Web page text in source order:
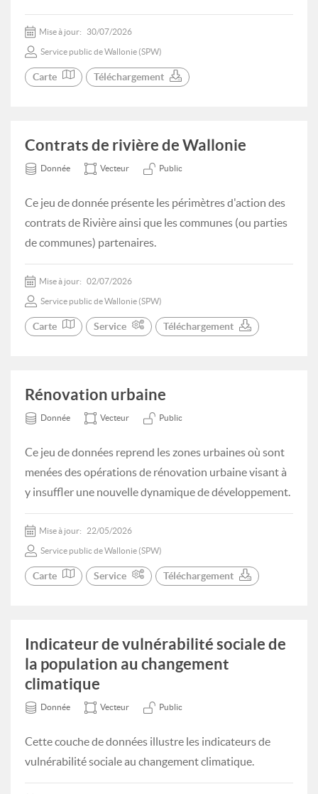
Mise à jour: 30/07/2026
Service public de Wallonie (SPW)
Carte Téléchargement
Contrats de rivière de Wallonie
Donnée Vecteur Public
Ce jeu de donnée présente les périmètres d'action des
contrats de Rivière ainsi que les communes (ou parties
de communes) partenaires.
Mise à jour: 02/07/2026
Service public de Wallonie (SPW)
Carte Service Téléchargement
Rénovation urbaine
Donnée Vecteur Public
Ce jeu de données reprend les zones urbaines où sont
menées des opérations de rénovation urbaine visant à
y insuffler une nouvelle dynamique de développement.
Mise à jour: 22/05/2026
Service public de Wallonie (SPW)
Carte Service Téléchargement
Indicateur de vulnérabilité sociale de
la population au changement
climatique
Donnée Vecteur Public
Cette couche de données illustre les indicateurs de
vulnérabilité sociale au changement climatique.